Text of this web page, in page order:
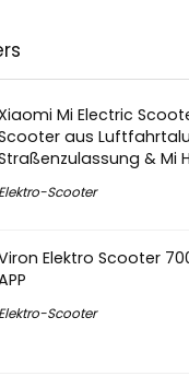
Mi Electric
aus
& Mi
Elektro-Scooter
Elektro Scooter
Elektro-Scooter